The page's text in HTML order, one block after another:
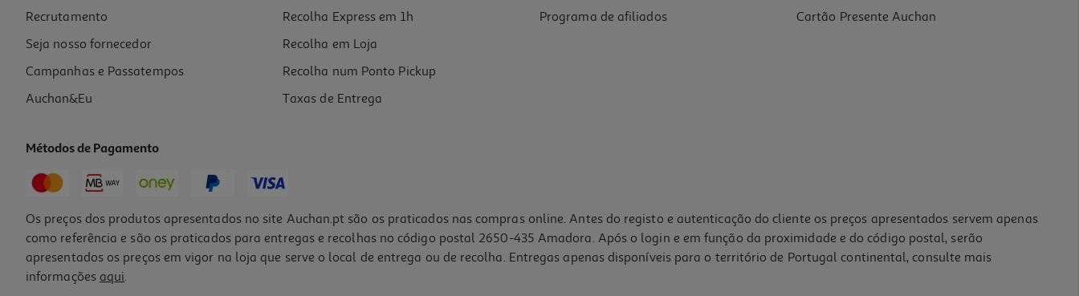
Recrutamento
Seja nosso fornecedor
Campanhas e Passatempos
Auchan&Eu
Recolha Express em 1h
Recolha em Loja
Recolha num Ponto Pickup
Taxas de Entrega
Programa de afiliados
Cartão Presente Auchan
Métodos de Pagamento
Os preços dos produtos apresentados no site Auchan.pt são os praticados nas compras online. Antes do registo e autenticação do cliente os preços apresentados servem apenas
como referência e são os praticados para entregas e recolhas no código postal 2650-435 Amadora. Após o login e em função da proximidade e do código postal, serão
apresentados os preços em vigor na loja que serve o local de entrega ou de recolha. Entregas apenas disponíveis para o território de Portugal continental, consulte mais
informações aqui.